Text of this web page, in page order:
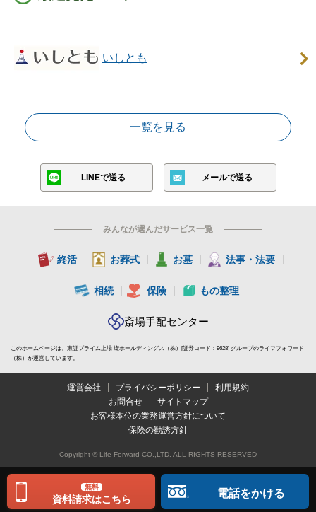
いしとも
一覧を見る
無料
資料請求はこちら 電話をかける
LINEで送る メールで送る
みんなが選んだサービス一覧
終活 お葬式 お墓 法事・法要
相続 保険 もの整理
斎場手配センター
このホームページは、東証プライム上場 燦ホールディングス（株）[証券コード：9628] グループのライフフォワード
（株）が運営しています。
運営会社 プライバシーポリシー
利用規約
お問合せ
サイトマップ
お客様本位の業務運営方針について
保険の勧誘方針
Copyright © Life Forward CO.,LTD. ALL RIGHTS RESERVED